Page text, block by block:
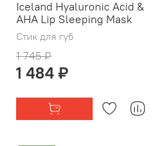
Iceland Hyaluronic Acid &
AHA Lip Sleeping Mask
Стик для губ
1 745 ₽
1 484 ₽